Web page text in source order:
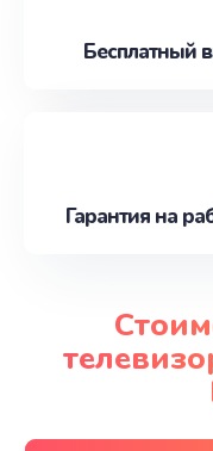
Бесплатный
Гарантия на